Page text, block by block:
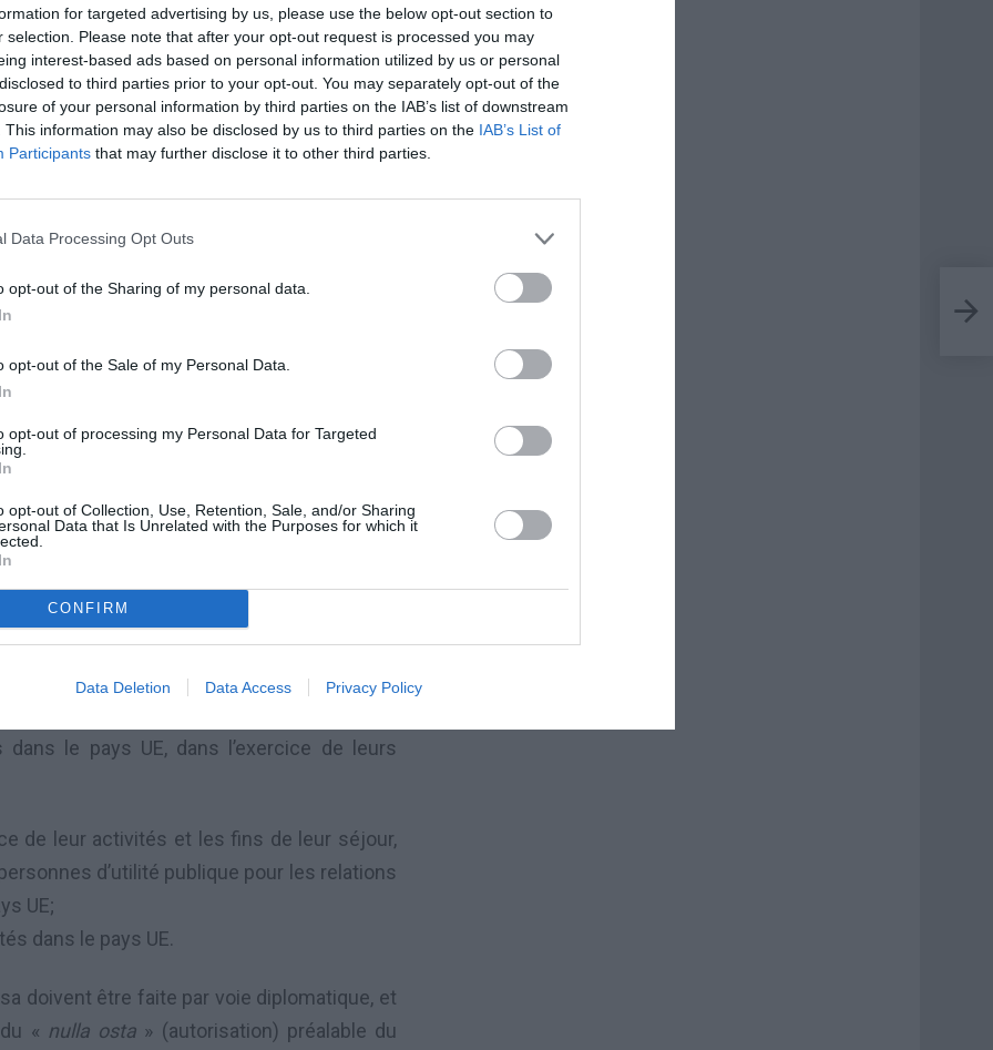
for targeted advertising by us, please use the below opt-out section to
selection. Please note that after your opt-out request is processed you may
interest-based ads based on personal information utilized by us or personal
to third parties prior to your opt-out. You may separately opt-out of the
of your personal information by third parties on the IAB’s list of downstream
This information may also be disclosed by us to third parties on the IAB’s List of
Participants that may further disclose it to other third parties.
Data Processing Opt Outs
opt-out of the Sharing of my personal data.
opt-out of the Sale of my Personal Data.
opt-out of processing my Personal Data for Targeted
opt-out of Collection, Use, Retention, Sale, and/or Sharing
Data that Is Unrelated with the Purposes for which it
CONFIRM
Data Deletion Data Access Privacy Policy
politiques, gouvernementalesou
dans le pays UE, dans l’exercice de leurs
de leur activités et les fins de leur séjour,
d’utilité publique pour les relations
UE;
dans le pays UE.
doivent être faite par voie diplomatique, et
« nulla osta » (autorisation) préalable du